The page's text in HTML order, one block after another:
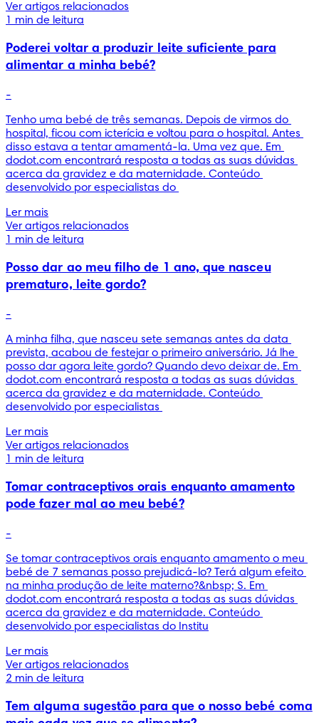
Ver artigos relacionados
1 min de leitura
Poderei voltar a produzir leite suficiente para
alimentar a minha bebé?
-
Tenho uma bebé de três semanas. Depois de virmos do
hospital, ficou com icterícia e voltou para o hospital. Antes
disso estava a tentar amamentá-la. Uma vez que. Em
dodot.com encontrará resposta a todas as suas dúvidas
acerca da gravidez e da maternidade. Conteúdo
desenvolvido por especialistas do
Ler mais
Ver artigos relacionados
1 min de leitura
Posso dar ao meu filho de 1 ano, que nasceu
prematuro, leite gordo?
-
A minha filha, que nasceu sete semanas antes da data
prevista, acabou de festejar o primeiro aniversário. Já lhe
posso dar agora leite gordo? Quando devo deixar de. Em
dodot.com encontrará resposta a todas as suas dúvidas
acerca da gravidez e da maternidade. Conteúdo
desenvolvido por especialistas
Ler mais
Ver artigos relacionados
1 min de leitura
Tomar contraceptivos orais enquanto amamento
pode fazer mal ao meu bebé?
-
Se tomar contraceptivos orais enquanto amamento o meu
bebé de 7 semanas posso prejudicá-lo? Terá algum efeito
na minha produção de leite materno?&nbsp; S. Em
dodot.com encontrará resposta a todas as suas dúvidas
acerca da gravidez e da maternidade. Conteúdo
desenvolvido por especialistas do Institu
Ler mais
Ver artigos relacionados
2 min de leitura
Tem alguma sugestão para que o nosso bebé coma